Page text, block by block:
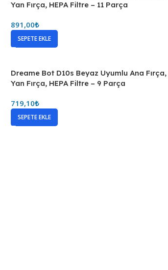
Yan Fırça, HEPA Filtre – 11 Parça
891,00₺
SEPETE EKLE
Dreame Bot D10s Beyaz Uyumlu Ana Fırça,
Yan Fırça, HEPA Filtre – 9 Parça
719,10₺
SEPETE EKLE